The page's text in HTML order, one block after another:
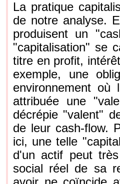
La pratique
de notre analyse.
produisent un
"capitalisation" se
titre en profit,
exemple, une
environnement
attribuée une
décrépie "valent"
de leur cash-flow.
ici, une telle
d'un actif peut
social réel de sa